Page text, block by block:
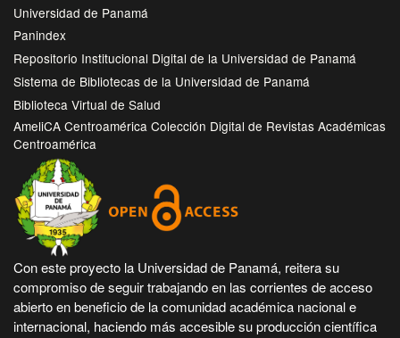
Universidad de Panamá
Panindex
Repositorio Institucional Digital de la Universidad de Panamá
Sistema de Bibliotecas de la Universidad de Panamá
Biblioteca Virtual de Salud
AmeliCA Centroamérica Colección Digital de Revistas Académicas
Centroamérica
Con este proyecto la Universidad de Panamá, reitera su
compromiso de seguir trabajando en las corrientes de acceso
abierto en beneficio de la comunidad académica nacional e
internacional, haciendo más accesible su producción científica